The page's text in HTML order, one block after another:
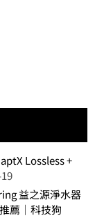
Lossless +
益之源淨水器
薦｜科技狗